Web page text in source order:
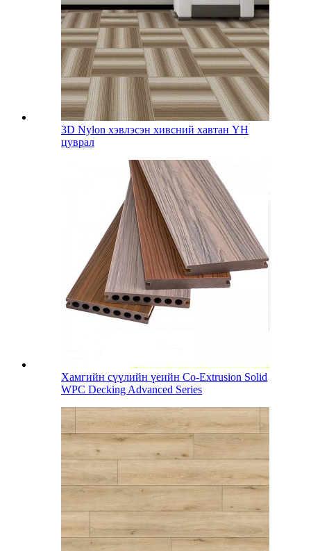
3D Nylon хэвлэсэн хивсний хавтан YH
цуврал
Хамгийн сүүлийн үеийн Co-Extrusion Solid
WPC Decking Advanced Series